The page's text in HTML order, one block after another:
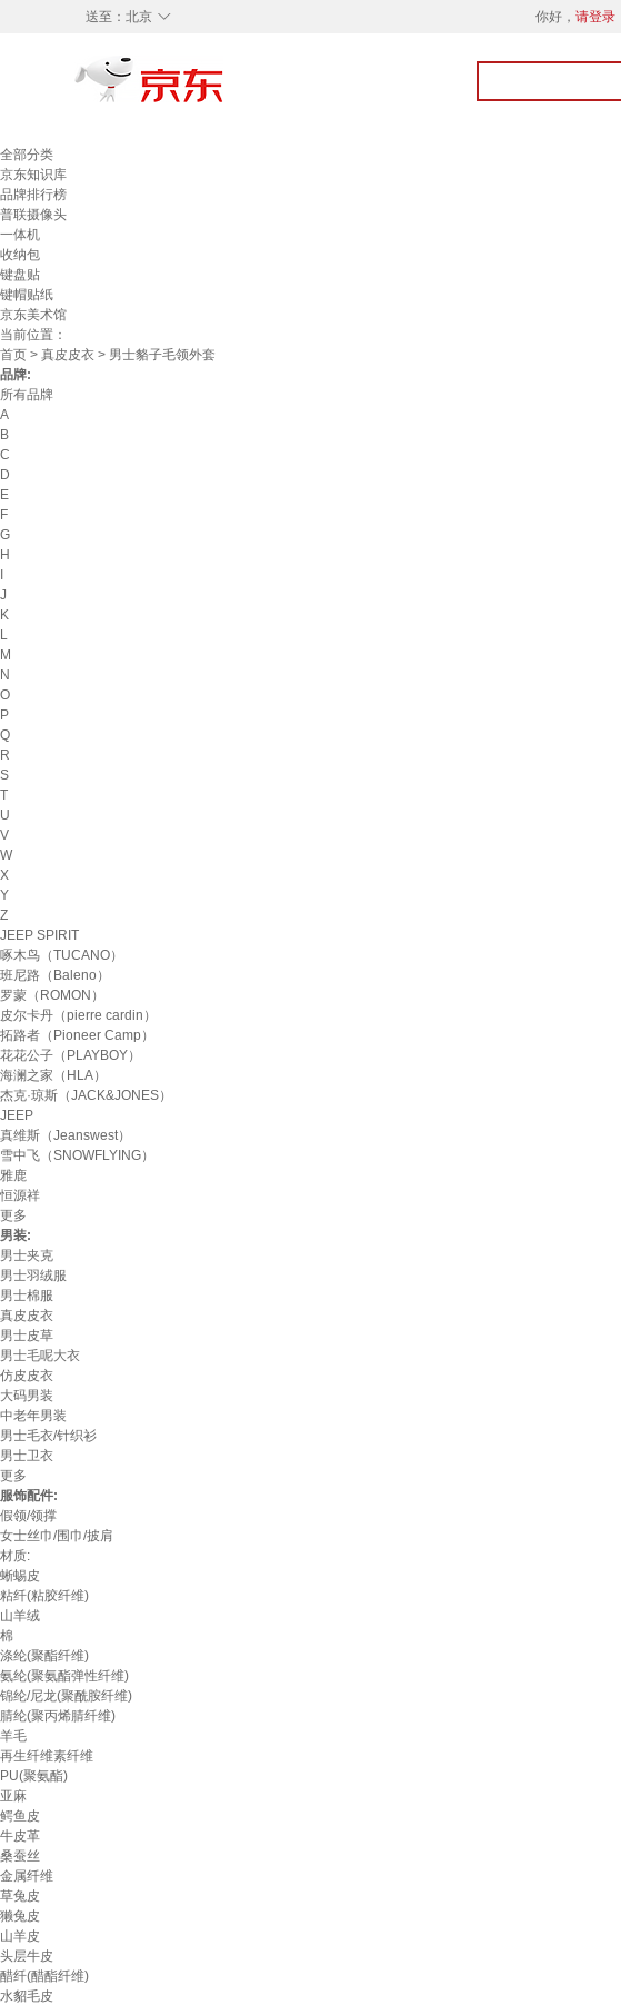
◇
送至： 北京 你好， 请登录
全部分类
京东知识库
品牌排行榜
普联摄像头
一体机
收纳包
键盘贴
键帽贴纸
京东美术馆
当前位置：
首页 > 真皮皮衣 > 男士貉子毛领外套
品牌:
所有品牌
A
B
C
D
E
F
G
H
J
K
L
M
N
O
P
Q
R
S
T
U
V
W
X
Y
Z
JEEP SPIRIT
啄木鸟（TUCANO）
班尼路（Baleno）
罗蒙（ROMON）
皮尔卡丹（pierre cardin）
拓路者（Pioneer Camp）
花花公子（PLAYBOY）
海澜之家（HLA）
杰克·琼斯（JACK&JONES）
JEEP
真维斯（Jeanswest）
雪中飞（SNOWFLYING）
雅鹿
恒源祥
更多
男装:
男士夹克
男士羽绒服
男士棉服
真皮皮衣
男士皮草
男士毛呢大衣
仿皮皮衣
大码男装
中老年男装
男士毛衣/针织衫
男士卫衣
更多
服饰配件:
假领/领撑
女士丝巾/围巾/披肩
材质:
蜥蜴皮
粘纤(粘胶纤维)
山羊绒
棉
涤纶(聚酯纤维)
氨纶(聚氨酯弹性纤维)
锦纶/尼龙(聚酰胺纤维)
腈纶(聚丙烯腈纤维)
羊毛
再生纤维素纤维
PU(聚氨酯)
亚麻
鳄鱼皮
牛皮革
桑蚕丝
金属纤维
草兔皮
獭兔皮
山羊皮
头层牛皮
醋纤(醋酯纤维)
水貂毛皮